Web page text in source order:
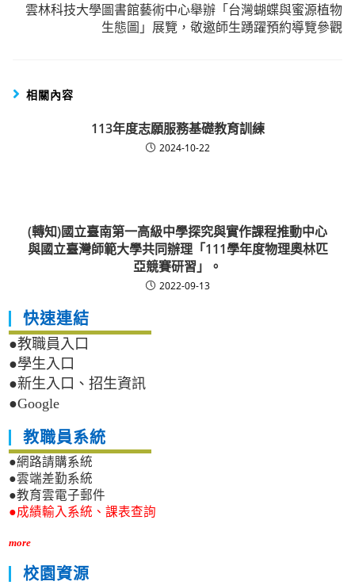
雲林科技大學圖書館藝術中心舉辦「台灣蝴蝶與蜜源植物
生態圖」展覽，敬邀師生踴躍預約導覽參觀
相關內容
113年度志願服務基礎教育訓練
2024-10-22
(轉知)國立臺南第一高級中學探究與實作課程推動中心
與國立臺灣師範大學共同辦理「111學年度物理奧林匹
亞競賽研習」。
2022-09-13
快速連結
●教職員入口
●學生入口
●新生入口、招生資訊
●Google
教職員系統
●網路請購系統
●雲端差勤系統
●教育雲電子郵件
●成績輸入系統、課表查詢
more
校園資源